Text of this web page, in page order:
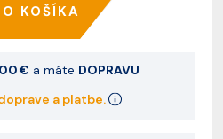
KOŠÍKA
€ a máte DOPRAVU
a platbe.